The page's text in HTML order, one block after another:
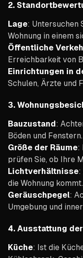
2.
Lage: Untersuchen
Wohnung in einem
Öffentliche
Erreichbarkeit von
Einrichtungen in
Schulen, Ärzte und
3.
Bauzustand:
Böden und Fenstern.
Größe der Räume:
prüfen Sie, ob Ihre
Lichtverhältnisse:
die Wohnung kommt.
Geräuschpegel:
Umgebung und
4. Ausstattung der
Küche: Ist die